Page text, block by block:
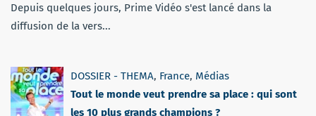
Depuis quelques jours, Prime Vidéo s'est lancé dans la
diffusion de la vers...
DOSSIER - THEMA, France, Médias
Tout le monde veut prendre sa place : qui sont
les 10 plus grands champions ?